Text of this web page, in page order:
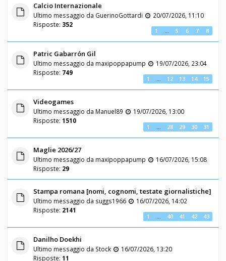
Calcio Internazionale
Ultimo messaggio da GuerinoGottardi
20/07/2026, 11:10
Risposte: 352
1 5 6 7 8
Patric Gabarrón Gil
Ultimo messaggio da maxipoppapump
19/07/2026, 23:04
Risposte: 749
1 12 13 14 15
Videogames
Ultimo messaggio da Manuel89
19/07/2026, 13:00
Risposte: 1510
1 28 29 30 31
Maglie 2026/27
Ultimo messaggio da maxipoppapump
16/07/2026, 15:08
Risposte: 29
Stampa romana [nomi, cognomi, testate giornalistiche]
Ultimo messaggio da suggs1966
16/07/2026, 14:02
Risposte: 2141
1 40 41 42 43
Danilho Doekhi
Ultimo messaggio da Stock
16/07/2026, 13:20
Risposte: 11